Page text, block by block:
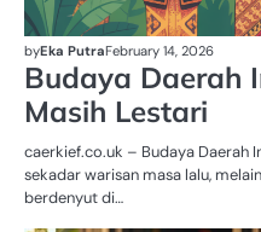
byEka PutraFebruary 14, 2026
Budaya Daerah
Masih Lestari
caerkief.co.uk – Budaya Daerah
sekadar warisan masa lalu,
berdenyut di…